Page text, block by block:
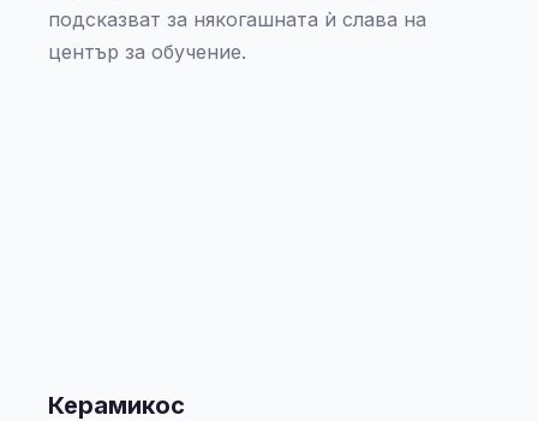
подсказват за някогашната ѝ слава на
център за обучение.
Керамикос